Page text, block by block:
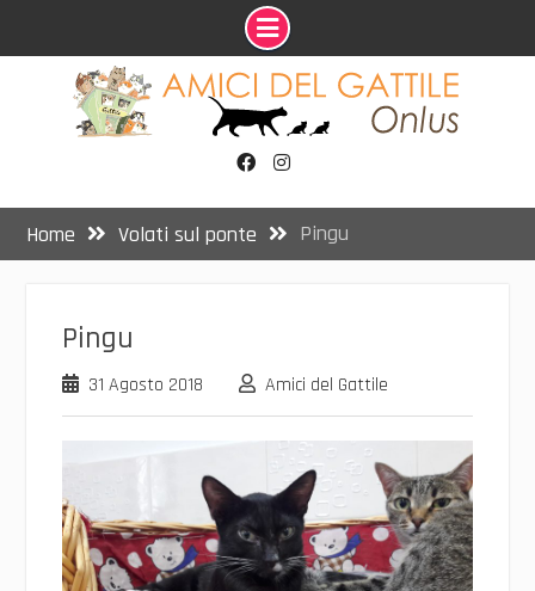
Home
Volati sul ponte Pingu
Pingu
31 Agosto 2018 Amici del Gattile